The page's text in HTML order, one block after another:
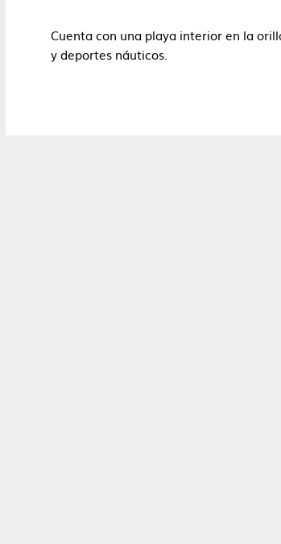
Cuenta con una playa interior en la
y deportes náuticos.